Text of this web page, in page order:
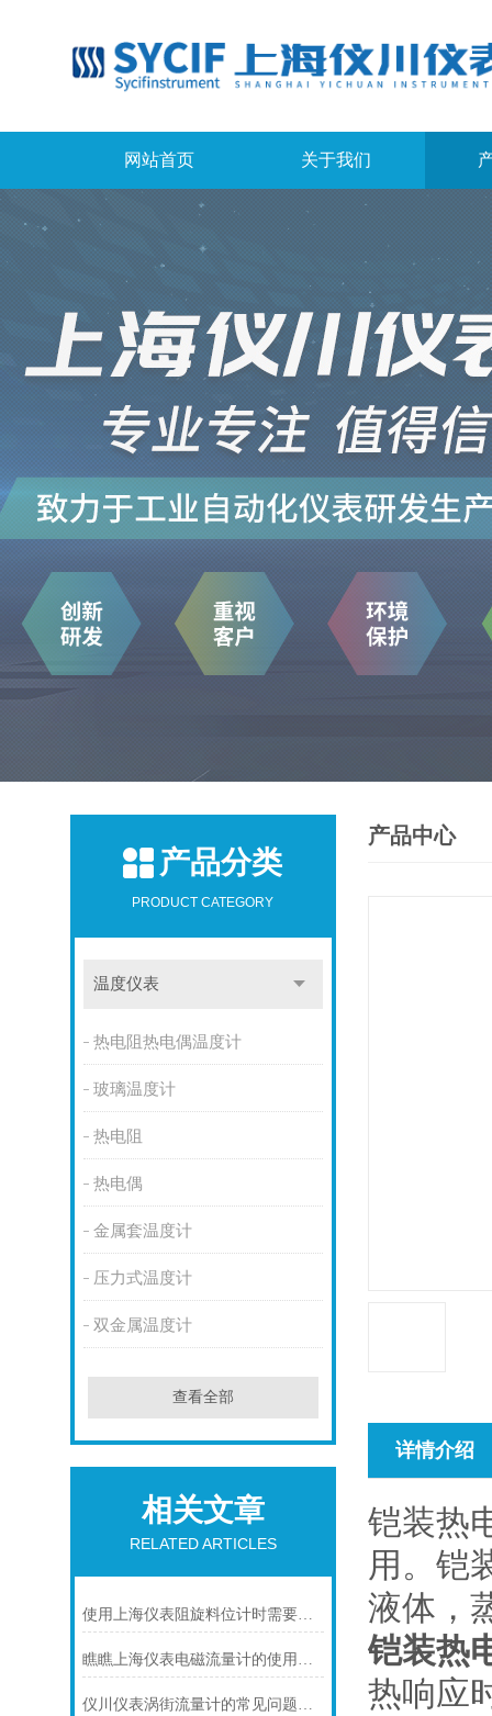
网站首页 关于我们
产品分类
PRODUCT CATEGORY
温度仪表
热电阻热电偶温度计
玻璃温度计
热电阻
热电偶
金属套温度计
压力式温度计
双金属温度计
查看全部
相关文章
RELATED ARTICLES
使用上海仪表阻旋料位计时需要注意的一些事项
瞧瞧上海仪表电磁流量计的使用注意事项
仪川仪表涡街流量计的常见问题及解决方法如下
产品中心
详情介绍
铠装热
用。铠
液体，
铠装热
热响应